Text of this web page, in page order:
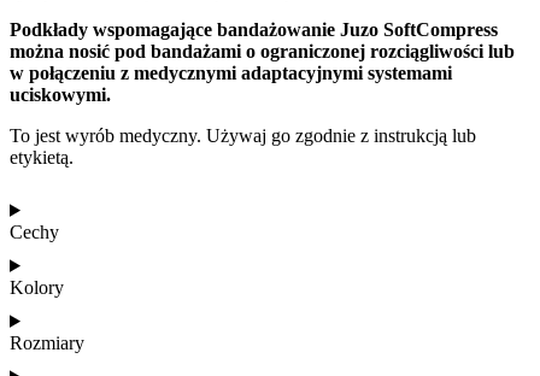
Podkłady wspomagające bandażowanie Juzo SoftCompress
można nosić pod bandażami o ograniczonej rozciągliwości lub
w połączeniu z medycznymi adaptacyjnymi systemami
uciskowymi.
To jest wyrób medyczny. Używaj go zgodnie z instrukcją lub
etykietą.
Cechy
Kolory
Rozmiary